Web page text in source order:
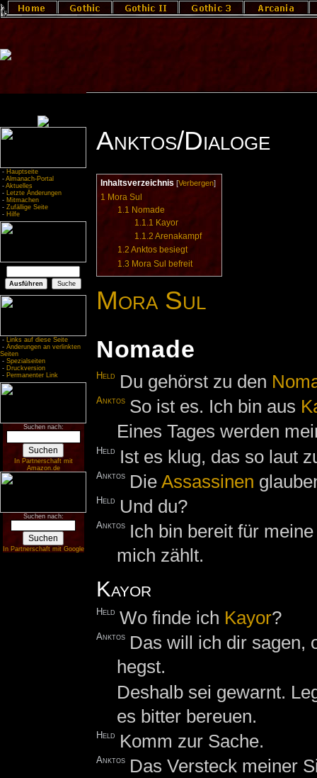
- Hauptseite
- Almanach-Portal
- Aktuelles
- Letzte Änderungen
- Mitmachen
- Zufällige Seite
- Hilfe
- Links auf diese Seite
- Änderungen an verlinkten
Seiten
- Spezialseiten
- Druckversion
- Permanenter Link
Suchen nach:
In Partnerschaft mit
Amazon.de
Suchen nach:
In Partnerschaft mit Google
Anktos/Dialoge
Inhaltsverzeichnis [Verbergen]
1 Mora Sul
1.1 Nomade
1.1.1 Kayor
1.1.2 Arenakampf
1.2 Anktos besiegt
1.3 Mora Sul befreit
Mora Sul
Nomade
Held Du gehörst zu den
Anktos So ist es. Ich bin aus
Eines Tages werden
Held Ist es klug, das so laut
Anktos DieAssassinen
Held Und du?
Anktos Ich bin bereit für
mich zählt.
Kayor
Held Wo finde ich Kayor?
Anktos Das will ich dir sagen,
hegst.
Deshalb sei gewarnt.
es bitter bereuen.
Held Komm zur Sache.
Anktos Das Versteck meiner